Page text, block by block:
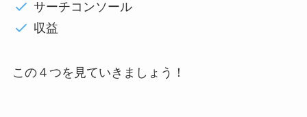
サーチコンソール
収益
この４つを見ていきましょう！